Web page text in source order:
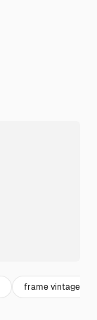
frame vintage